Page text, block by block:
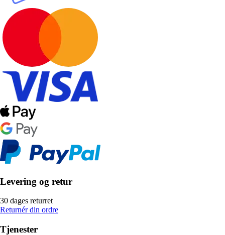
Levering og retur
30 dages returret
Returnér din ordre
Tjenester